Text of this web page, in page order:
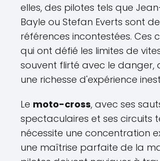
elles, des pilotes tels que
Bayle ou Stefan Everts sont
références incontestées. Ces
qui ont défié les limites de
souvent flirté avec le danger,
une richesse d'expérience
Le moto-cross, avec ses
spectaculaires et ses circuits
nécessite une concentration
une maîtrise parfaite de la